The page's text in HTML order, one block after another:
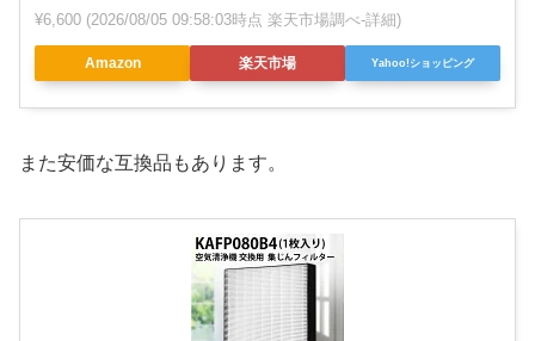
¥6,600 (2026/08/05 09:58:03時点 楽天市場調べ-詳細)
Amazon 楽天市場 Yahoo!ショッピング
また安価な互換品もあります。